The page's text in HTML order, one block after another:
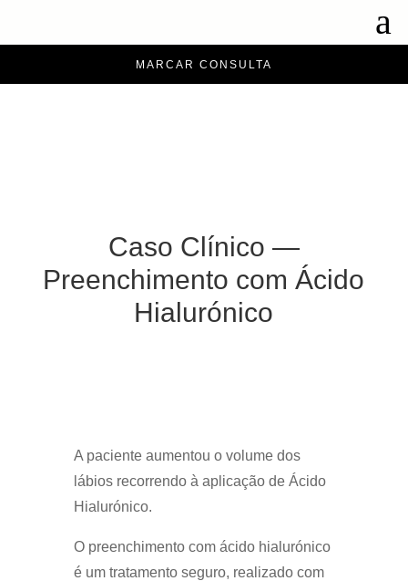
a
MARCAR CONSULTA
Caso Clínico —
Preenchimento com Ácido
Hialurónico
A paciente aumentou o volume dos
lábios recorrendo à aplicação de Ácido
Hialurónico.
O preenchimento com ácido hialurónico
é um tratamento seguro, realizado com